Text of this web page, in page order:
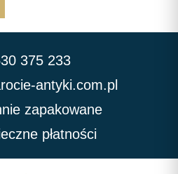
375 233
antyki.com.pl
zapakowane
płatności